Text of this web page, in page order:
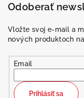
Odoberať
Vložte svoj e-mail a
nových produktoch
Email
Prihlásiť sa